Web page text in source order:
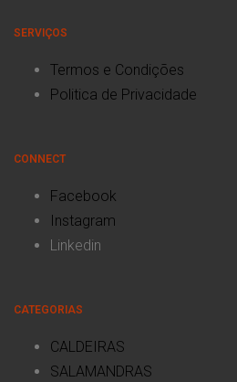
SERVIÇOS
Termos e Condições
Politica de Privacidade
CONNECT
Facebook
Instagram
Linkedin
CATEGORIAS
CALDEIRAS
SALAMANDRAS